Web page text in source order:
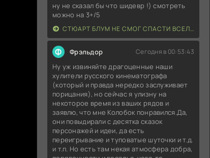
ну не сказал бы что шидевр !) смотреть
можно на 3+/5
СТЮАРТ БЛУМ НЕ СМОГ СПАСТИ ВСЕЛЕННУЮ (2026)
Ф Фрэльдор Сегодня в 00:53:43
Ну уж извиняйте драгоценные наши
хулители русского кинематографа
(который и правда нередко заслуживает
порицания), но сейчас я улизну на
некоторое время из ваших рядов и
заявлю, что мне Колобок понравился.Да,
они повыдирали с десятка сказок
персонажей и идеи, да есть
переигрывание и туповатые шуточки и т.д.
и т.п. Но есть там некая атмосфера добра,